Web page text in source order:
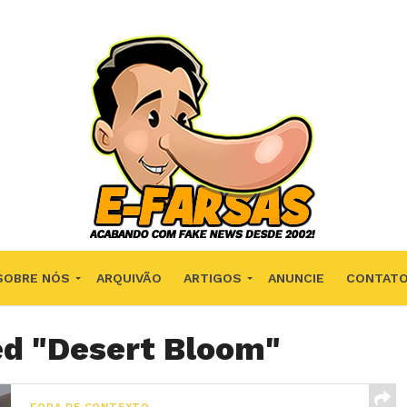
NÓS ARQUIVÃO ARTIGOS ANUNCIE CONTATO
"Desert Bloom"